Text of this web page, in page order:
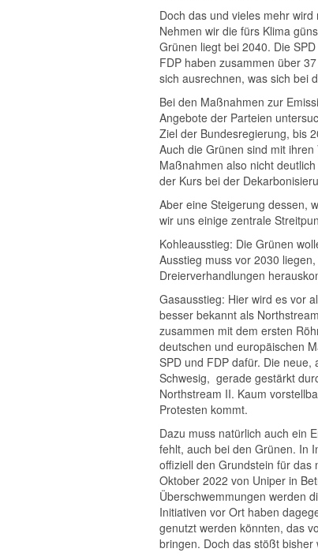
Doch das und vieles mehr
Nehmen wir die fürs Klima
Grünen liegt bei 2040. Die
FDP haben zusammen über
sich ausrechnen, was sich bei
Bei den Maßnahmen zur
Angebote der Parteien
Ziel der Bundesregierung, bis
Auch die Grünen sind mit
Maßnahmen also nicht
der Kurs bei der
Aber eine Steigerung dessen,
wir uns einige zentrale
Kohleausstieg: Die Grünen
Ausstieg muss vor 2030
Dreierverhandlungen
Gasausstieg: Hier wird es vor
besser bekannt als
zusammen mit dem ersten
deutschen und europäischen
SPD und FDP dafür. Die
Schwesig, gerade gestärkt
Northstream II. Kaum
Protesten kommt.
Dazu muss natürlich auch ein
fehlt, auch bei den Grünen. In
offiziell den Grundstein für das
Oktober 2022 von Uniper in
Überschwemmungen werden
Initiativen vor Ort haben
genutzt werden könnten, das
bringen. Doch das stößt